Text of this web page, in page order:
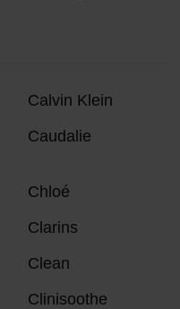
Calvin Klein
Caudalie
Chloé
Clarins
Clean
Clinisoothe